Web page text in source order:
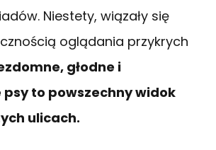
Niestety, wiązały się
oglądania przykrych
głodne i
to powszechny widok
ulicach.